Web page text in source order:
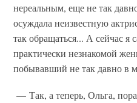
нереальным, еще не так
осуждала неизвестную
так обращаться... А сейчас я
практически незнакомой
побывавший не так давно в
— Так, а теперь, Ольга,